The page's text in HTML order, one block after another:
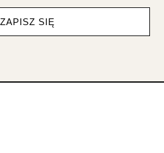
ZAPISZ SIĘ